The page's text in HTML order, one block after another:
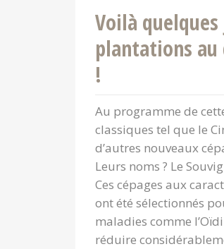
Voilà
plantations au
!
Au programme de
classiques tel que le
d’autres nouveaux
Leurs noms ? Le
Ces cépages aux
ont été sélectionnés
maladies comme
réduire